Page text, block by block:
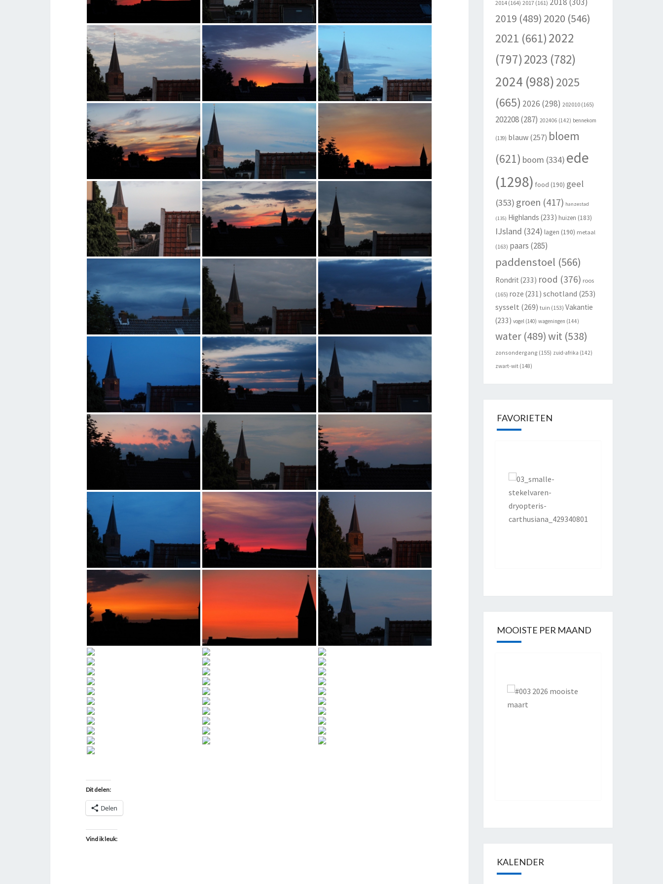
R
E
N
"
Dit delen:
Delen
Vind ik leuk:
2014(164) 2017(161)
2019 (489) 2020 (546)
2021 (661) 2022
(797)2023 (782)
2024 (988) 2025
(665) 2026 (298) 202010(165)
202208(287) 202406 (142) bennekom
(139) blauw(257) bloem
(621) boom (334) ede
(1298) food (190) geel
(353) groen (417) hanzestad
(135) Highlands (233) huizen (183)
IJsland (324) lagen (190) metaal
(163) paars (285)
paddenstoel (566)
Rondrit (233) rood (376) roos
(165) roze (231) schotland (253)
sysselt (269) tuin (153) Vakantie
(233) vogel(140) wageningen (144)
water(489)wit (538)
zonsondergang (155) zuid-afrika (142)
zwart-wit(148)
FAVORIETEN
MOOISTE PER MAAND
KALENDER